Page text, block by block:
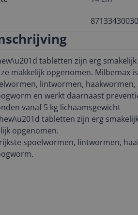
tabletten zijn erg
makkelijk opgenomen. Milbemax
lintwormen, haakwormen,
en werkt daarnaast
vanaf 5 kg lichaamsgewicht
tabletten zijn erg
opgenomen.
spoelwormen, lintwormen,